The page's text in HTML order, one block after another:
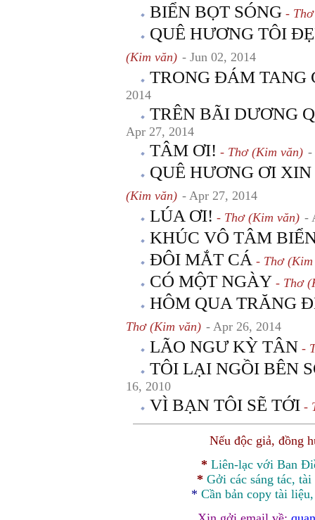
BIỂN BỌT SÓNG -
QUÊ HƯƠNG TÔI
(Kim văn) - Jun 02, 2014
TRONG ĐÁM TANG
2014
TRÊN BÃI DƯƠNG
Apr 27, 2014
TÂM ƠI! - Thơ (Kim văn) -
QUÊ HƯƠNG ƠI
(Kim văn) - Apr 27, 2014
LÚA ƠI! - Thơ (Kim văn) -
KHÚC VÔ TÂM
ĐÔI MẮT CÁ - Thơ (Kim
CÓ MỘT NGÀY - Thơ
HÔM QUA TRĂNG
Thơ (Kim văn) - Apr 26, 2014
LÃO NGƯ KỲ TÂN -
TÔI LẠI NGỒI BÊN
16, 2010
VÌ BẠN TÔI SẼ TỚI -
Nếu độc giả, đồng
* Liên-lạc với Ban
* Gởi các sáng tác,
* Cần bản copy tài